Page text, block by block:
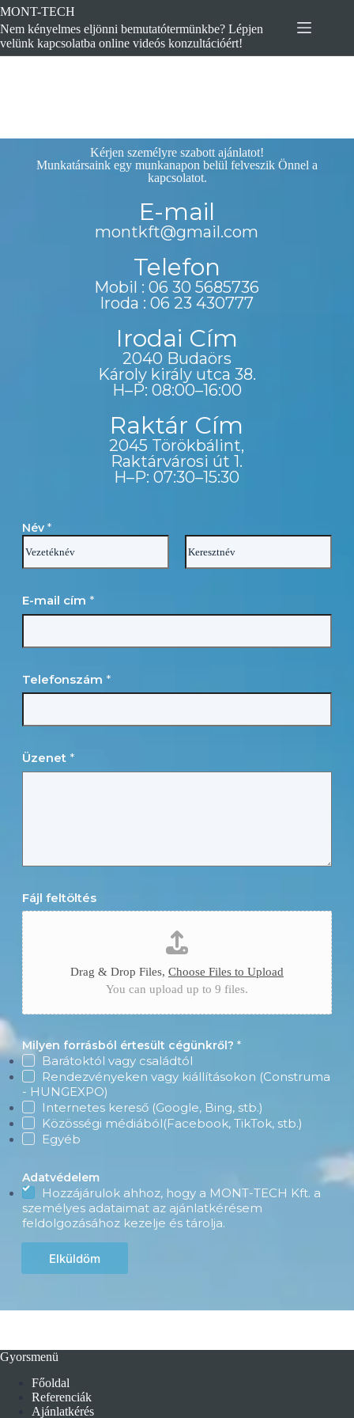
MONT-TECH
Nem kényelmes eljönni bemutatótermünkbe? Lépjen
velünk kapcsolatba online videós konzultációért!
Kérjen személyre szabott ajánlatot!
Munkatársaink egy munkanapon belül felveszik Önnel a
kapcsolatot.
E-mail
montkft@gmail.com
Telefon
Mobil : 06 30 5685736
Iroda : 06 23 430777
Irodai Cím
2040 Budaörs
Károly király utca 38.
H–P: 08:00–16:00
Raktár Cím
2045 Törökbálint,
Raktárvárosi út 1.
H–P: 07:30–15:30
Név *
E-mail cím *
Telefonszám *
Üzenet *
Fájl feltöltés
Drag & Drop Files, Choose Files to Upload
You can upload up to 9 files.
Milyen forrásból értesült cégünkről? *
Barátoktól vagy családtól
Rendezvényeken vagy kiállításokon (Construma
- HUNGEXPO)
Internetes kereső (Google, Bing, stb.)
Közösségi médiából(Facebook, TikTok, stb.)
Egyéb
Adatvédelem
Hozzájárulok ahhoz, hogy a MONT-TECH Kft. a
személyes adataimat az ajánlatkérésem
feldolgozásához kezelje és tárolja.
Elküldöm
Gyorsmenü
Főoldal
Referenciák
Ajánlatkérés